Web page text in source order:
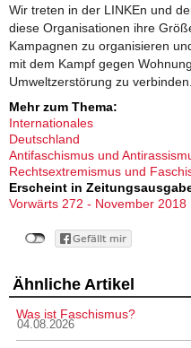
Wir treten in der LINKEn und
diese Organisationen ihre
Kampagnen zu organisieren
mit dem Kampf gegen
Umweltzerstörung zu verbinden.
Mehr zum Thema:
Internationales
Deutschland
Antifaschismus und
Rechtsextremismus und
Erscheint in
Vorwärts 272 - November 2018
Ähnliche Artikel
Was ist Faschismus?
04.08.2026